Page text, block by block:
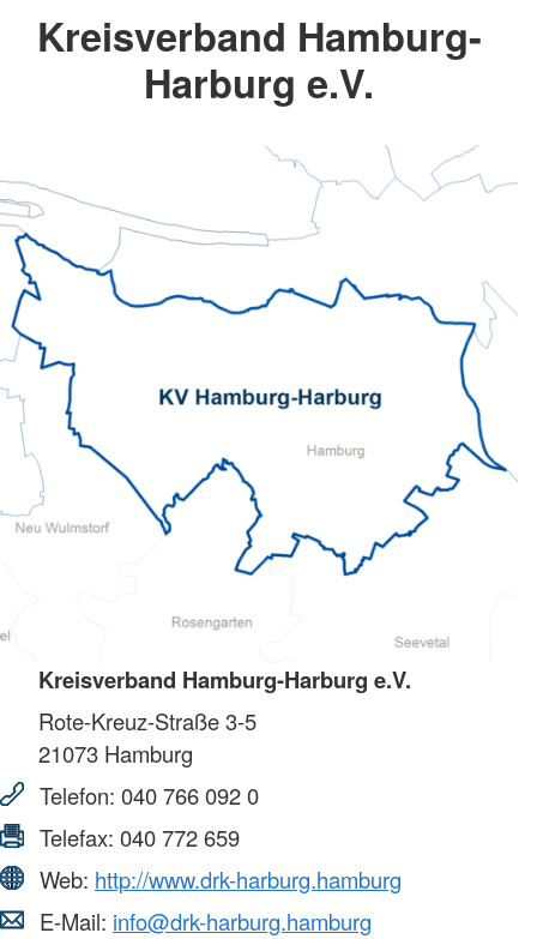
Kreisverband Hamburg-
Harburg e.V.
Kreisverband Hamburg-Harburg e.V.
Rote-Kreuz-Straße 3-5
21073 Hamburg
Telefon: 040 766 092 0
Telefax: 040 772 659
Web: http://www.drk-harburg.hamburg
E-Mail: info@drk-harburg.hamburg